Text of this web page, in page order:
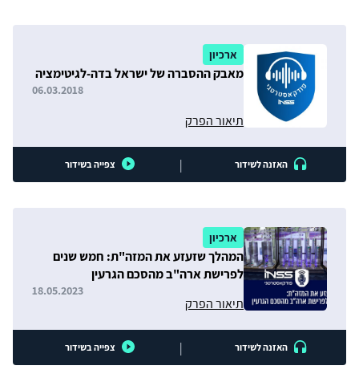
ארכיון
מאבק ההסברה של ישראל בדה-לגיטימציה
תיאור הפרק
06.03.2018
האזנה לשידור | צפייה בשידור
ארכיון
המהלך שזעזע את המזה"ת: חמש שנים
לפרישת ארה"ב מהסכם הגרעין
תיאור הפרק
18.05.2023
האזנה לשידור | צפייה בשידור